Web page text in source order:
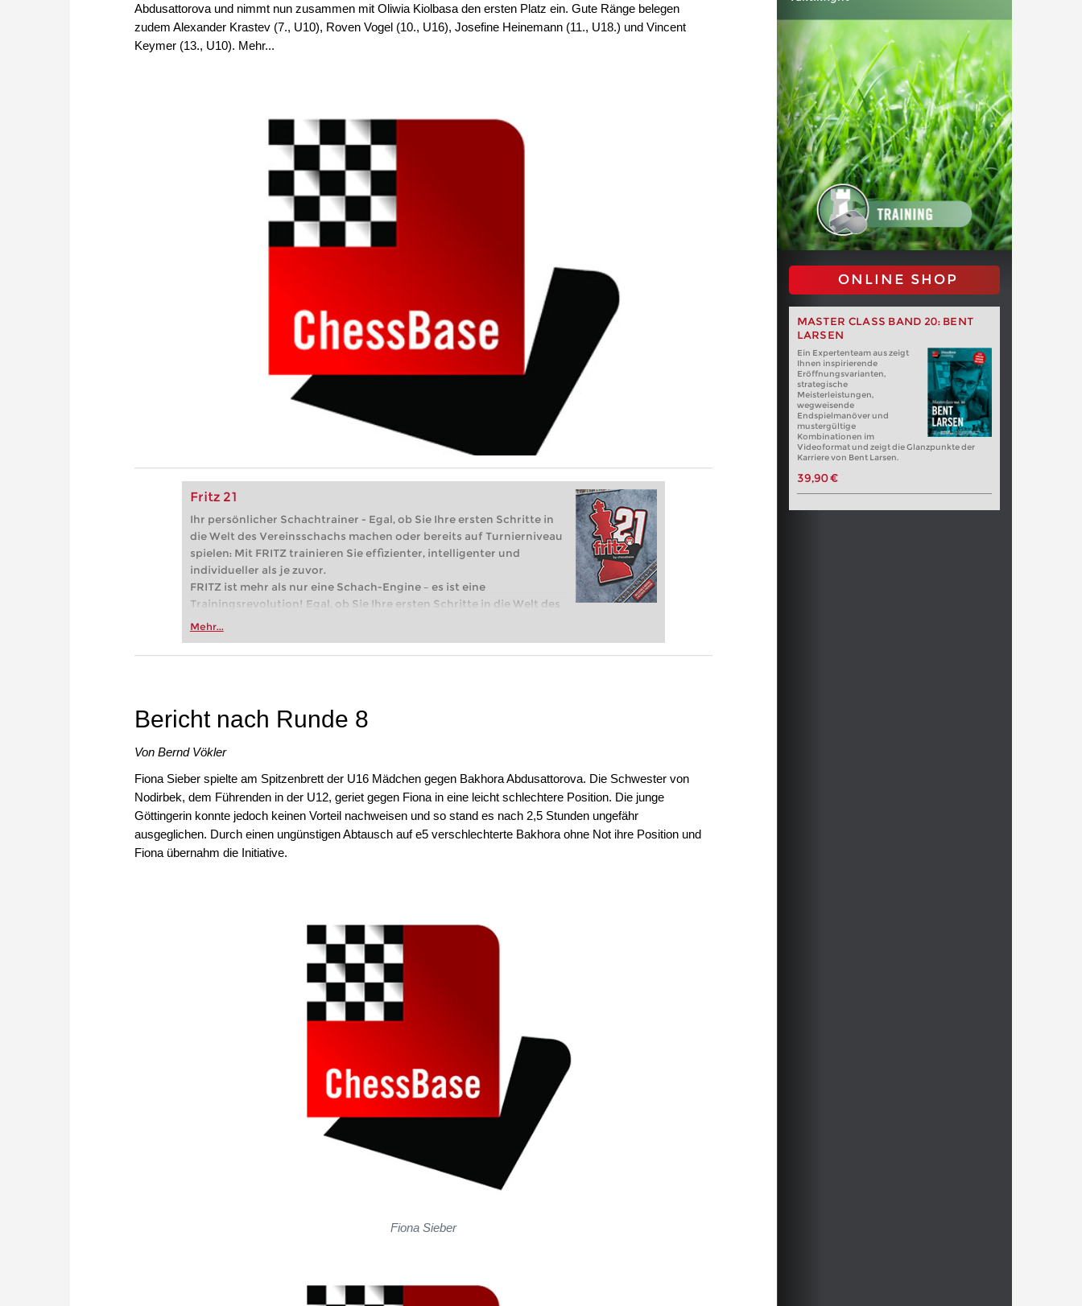
Abdusattorova und nimmt nun zusammen mit Oliwia Kiolbasa den ersten Platz ein. Gute Ränge belegen
zudem Alexander Krastev (7., U10), Roven Vogel (10., U16), Josefine Heinemann (11., U18.) und Vincent
Keymer (13., U10). Mehr...
Fritz 21
Ihr persönlicher Schachtrainer - Egal, ob Sie Ihre ersten Schritte in
die Welt des Vereinsschachs machen oder bereits auf Turnierniveau
spielen: Mit FRITZ trainieren Sie effizienter, intelligenter und
individueller als je zuvor.
FRITZ ist mehr als nur eine Schach-Engine – es ist eine
Trainingsrevolution! Egal, ob Sie Ihre ersten Schritte in die Welt des
Vereinsschachs machen oder bereits auf Turnierniveau spielen: Mit
zuvor.
Mehr...
ONLINE SHOP
MASTER CLASS BAND 20: BENT
LARSEN
Ein Expertenteam aus zeigt
Ihnen inspirierende
Eröffnungsvarianten,
strategische
Meisterleistungen,
wegweisende
Endspielmanöver und
mustergültige
Kombinationen im
Videoformat und zeigt die Glanzpunkte der
Karriere von Bent Larsen.
39,90 €
Bericht nach Runde 8
Von Bernd Vökler
Fiona Sieber spielte am Spitzenbrett der U16 Mädchen gegen Bakhora Abdusattorova. Die Schwester von
Nodirbek, dem Führenden in der U12, geriet gegen Fiona in eine leicht schlechtere Position. Die junge
Göttingerin konnte jedoch keinen Vorteil nachweisen und so stand es nach 2,5 Stunden ungefähr
ausgeglichen. Durch einen ungünstigen Abtausch auf e5 verschlechterte Bakhora ohne Not ihre Position und
Fiona übernahm die Initiative.
Fiona Sieber